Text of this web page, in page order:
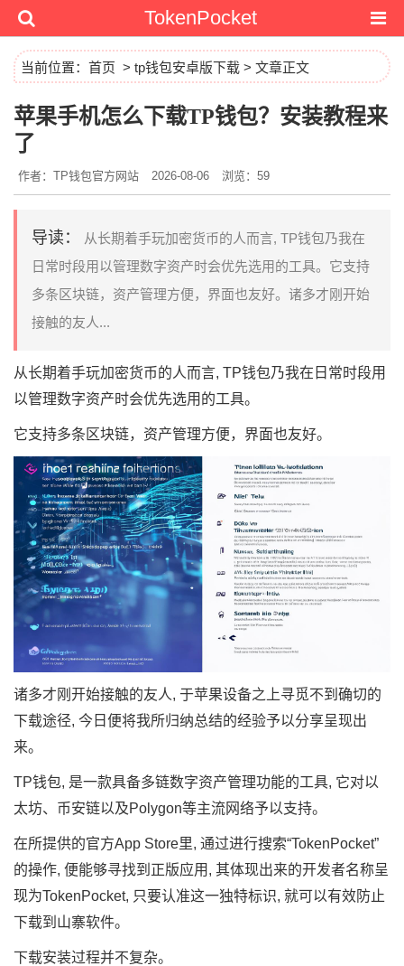
TokenPocket
当前位置： 首页 > tp钱包安卓版下载 > 文章正文
苹果手机怎么下载TP钱包？安装教程来
了
作者：TP钱包官方网站 2026-08-06 浏览：59
导读：
从长期着手玩加密货币的人而言, TP钱包乃我在
日常时段用以管理数字资产时会优先选用的工具。它支持
多条区块链，资产管理方便，界面也友好。诸多才刚开始
接触的友人...
从长期着手玩加密货币的人而言, TP钱包乃我在日常时段用
以管理数字资产时会优先选用的工具。
它支持多条区块链，资产管理方便，界面也友好。
诸多才刚开始接触的友人, 于苹果设备之上寻觅不到确切的
下载途径, 今日便将我所归纳总结的经验予以分享呈现出
来。
TP钱包, 是一款具备多链数字资产管理功能的工具, 它对以
太坊、币安链以及Polygon等主流网络予以支持。
在所提供的官方App Store里, 通过进行搜索“TokenPocket”
的操作, 便能够寻找到正版应用, 其体现出来的开发者名称呈
现为TokenPocket, 只要认准这一独特标识, 就可以有效防止
下载到山寨软件。
下载安装过程并不复杂。